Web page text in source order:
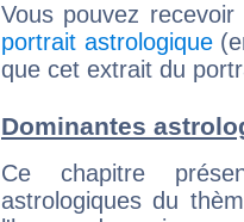
Vous pouvez
portrait astrologique
que cet extrait du
Dominantes
Ce chapitre
astrologiques du